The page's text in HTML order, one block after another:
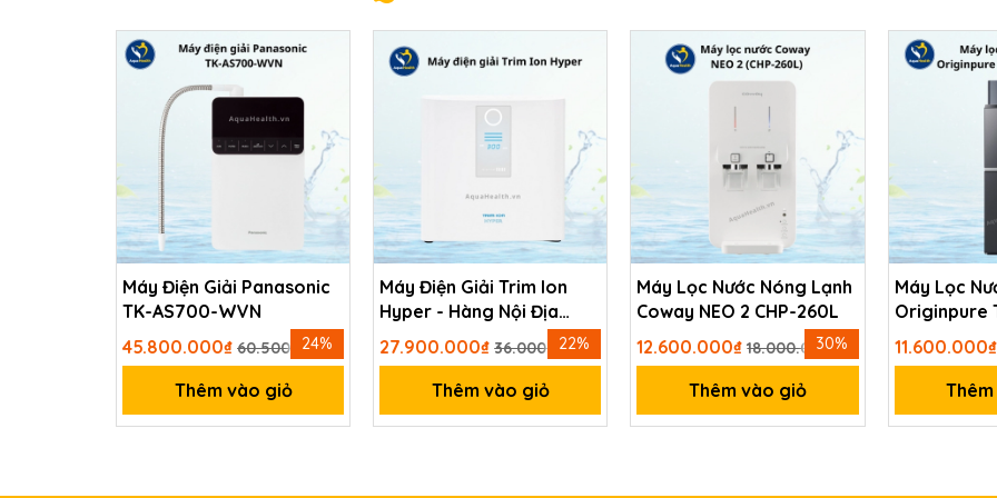
Hình ảnh lắp đặt thực tế thiết bị lọc nước thương mại Vitopure S5-T
Sự cần thiết của thiết bị lọc nước gia đình, thương mại
Tại nước ta, quá trình dẫn nước qua hệ thống ống từ nhà máy đến người tiêu dùng thường gặp phải một số
đề không mong muốn như:
Máy Điện Giải Panasonic
TK-AS700-WVN
45.800.000₫ 60.500.000₫
24%
Thêm vào giỏ
Máy Điện Giải Trim Ion
Hyper - Hàng Nội Địa
Nhật Bản
27.900.000₫36.000.000₫
22%
Thêm vào giỏ
Máy Lọc Nước Nóng Lạnh
Coway NEO 2 CHP-260L
12.600.000₫18.000.000₫
30%
Thêm vào giỏ
Máy Lọc
Originpure